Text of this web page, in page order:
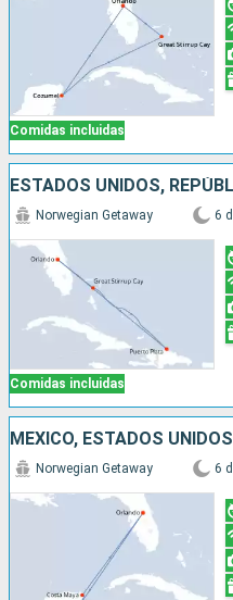
Comidas incluidas
Comidas incluidas
Norwegian Getaway 6 d
MÉXICO, ESTADOS UNIDOS
Norwegian Getaway 6 d